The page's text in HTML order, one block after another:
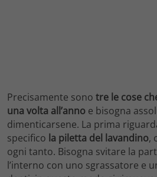
Precisamente sono tre le cose
una volta all’anno e bisogna
dimenticarsene. La prima
specifico la piletta del lavandino,
ogni tanto. Bisogna svitare la
l’interno con uno sgrassatore e